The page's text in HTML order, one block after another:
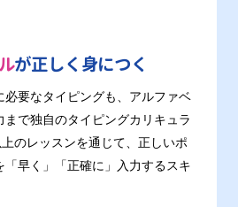
が正しく身につく
必要なタイピングも、アルファベ
まで独自のタイピングカリキュラ
のレッスンを通じて、正しいポ
「早く」「正確に」入力するスキ